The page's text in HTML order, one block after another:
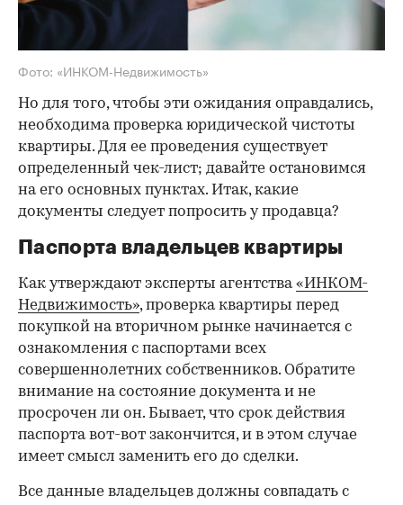
Фото: «ИНКОМ-Недвижимость»
Но для того, чтобы эти ожидания оправдались,
необходима проверка юридической чистоты
квартиры. Для ее проведения существует
определенный чек-лист; давайте остановимся
на его основных пунктах. Итак, какие
документы следует попросить у продавца?
Паспорта владельцев квартиры
Как утверждают эксперты агентства«ИНКОМ-
Недвижимость», проверка квартиры перед
покупкой на вторичном рынке начинается с
ознакомления с паспортами всех
совершеннолетних собственников. Обратите
внимание на состояние документа и не
просрочен ли он. Бывает, что срок действия
паспорта вот-вот закончится, и в этом случае
имеет смысл заменить его до сделки.
Все данные владельцев должны совпадать с